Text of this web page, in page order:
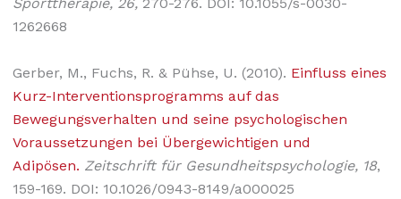
Sporttherapie, 26, 270-276. DOI: 10.1055/s-0030-
1262668
Gerber, M., Fuchs, R. & Pühse, U. (2010). Einfluss eines
Kurz-Interventions­programms auf das
Bewegungsverhalten und seine psychologischen
Voraussetzungen bei Übergewichtigen und
Adipösen. Zeitschrift für Gesundheitspsychologie, 18,
159-169. DOI: 10.1026/0943-8149/a000025